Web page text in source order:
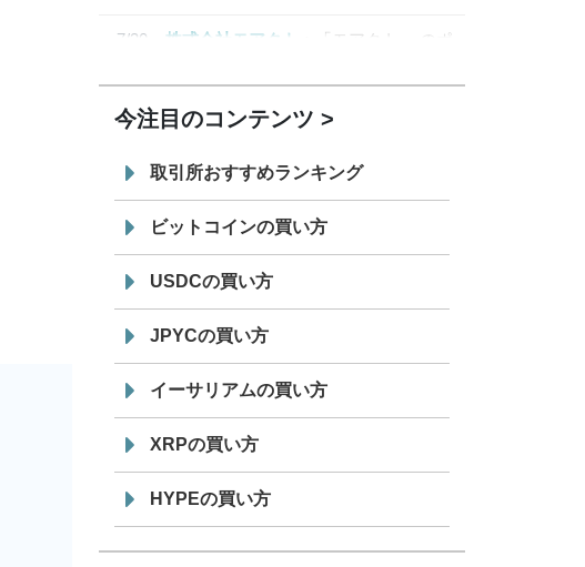
7/30
株式会社モアクト
「モアクト」 のポ
「 JPYC」を追加
19:30
てステーブルコイン「JPYSC」徹底解
説セミナーを開催
今注目のコンテンツ
取引所おすすめランキング
ビットコインの買い方
USDCの買い方
JPYCの買い方
イーサリアムの買い方
XRPの買い方
HYPEの買い方